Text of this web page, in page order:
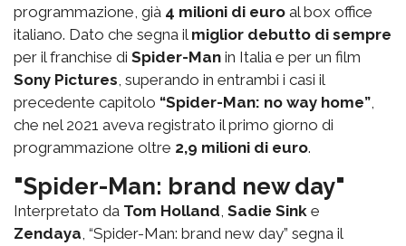
programmazione, già 4 milioni di euro al box office
italiano. Dato che segna il miglior debutto di sempre
per il franchise di Spider-Man in Italia e per un film
Sony Pictures, superando in entrambi i casi il
precedente capitolo “Spider-Man: no way home”,
che nel 2021 aveva registrato il primo giorno di
programmazione oltre 2,9 milioni di euro.
"Spider-Man: brand new day"
Interpretato da Tom Holland, Sadie Sink e
Zendaya, “Spider-Man: brand new day” segna il